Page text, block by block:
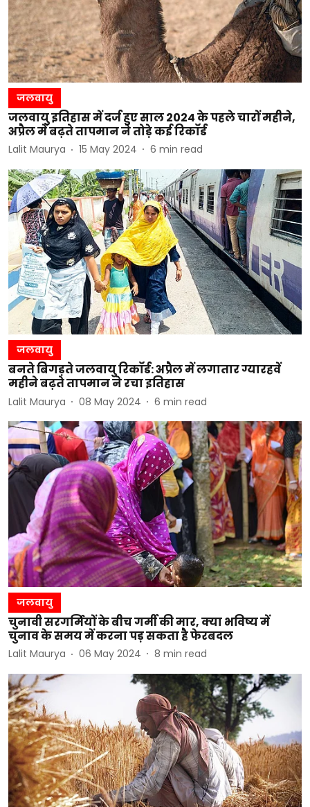
जलवायु
जलवायु इतिहास में दर्ज हुए साल 2024 के पहले चारों महीने,
अप्रैल में बढ़ते तापमान ने तोड़े कई रिकॉर्ड
Lalit Maurya 15 May 2024 6 min read
जलवायु
बनते बिगड़ते जलवायु रिकॉर्ड: अप्रैल में लगातार ग्यारहवें
महीने बढ़ते तापमान ने रचा इतिहास
Lalit Maurya 08 May 2024 6 min read
जलवायु
चुनावी सरगर्मियों के बीच गर्मी की मार, क्या भविष्य में
चुनाव के समय में करना पड़ सकता है फेरबदल
Lalit Maurya 06 May 2024 8 min read